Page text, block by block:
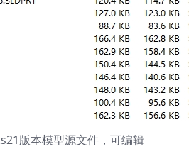
版本模型源文件，可编辑